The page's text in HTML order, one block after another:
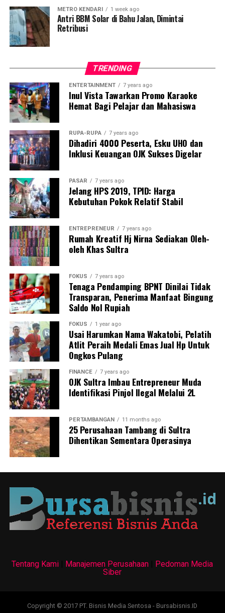
Sumber : kemenkeu.go.id
Laporan : Tam
Post Views:
METRO KENDARI 1 week ago
Antri BBM Solar di Bahu Jalan, Dimintai
Retribusi
TRENDING
ENTERTAINMENT 7 years ago
Inul Vista Tawarkan Promo Karaoke
Hemat Bagi Pelajar dan Mahasiswa
RUPA-RUPA 7 years ago
Dihadiri 4000 Peserta, Esku UHO dan
Inklusi Keuangan OJK Sukses Digelar
PASAR 7 years ago
Jelang HPS 2019, TPID: Harga
Kebutuhan Pokok Relatif Stabil
ENTREPRENEUR 7 years ago
Rumah Kreatif Hj Nirna Sediakan Oleh-
oleh Khas Sultra
FOKUS 7 years ago
Tenaga Pendamping BPNT Dinilai Tidak
Transparan, Penerima Manfaat Bingung
Saldo Nol Rupiah
FOKUS 1 year ago
Usai Harumkan Nama Wakatobi, Pelatih
Atlit Peraih Medali Emas Jual Hp Untuk
Ongkos Pulang
FINANCE 7 years ago
OJK Sultra Imbau Entrepreneur Muda
Identifikasi Pinjol Ilegal Melalui 2L
PERTAMBANGAN 11 months ago
25 Perusahaan Tambang di Sultra
Dihentikan Sementara Operasinya
Tentang Kami Manajemen Perusahaan
Pedoman Media
Siber
Copyright © 2017 PT. Bisnis Media Sentosa - Bursabisnis.ID